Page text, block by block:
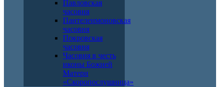
Павловская
часовня
Пантелеимоновская
часовня
Покровская
часовня
Часовня в честь
иконы Божией
Матери
«Скоропослушница»